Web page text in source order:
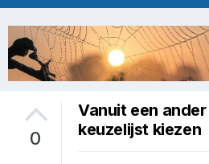
0
Vanuit een
keuzelijst kiezen